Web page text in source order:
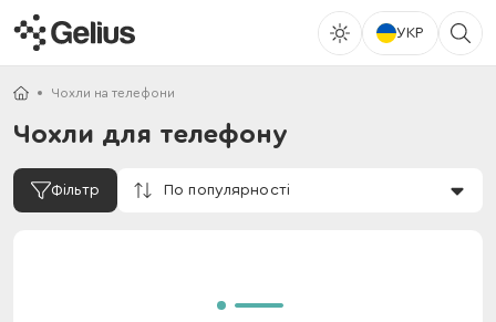
УКР
Чохли на телефони
Чохли для телефону
Фільтр По популярності